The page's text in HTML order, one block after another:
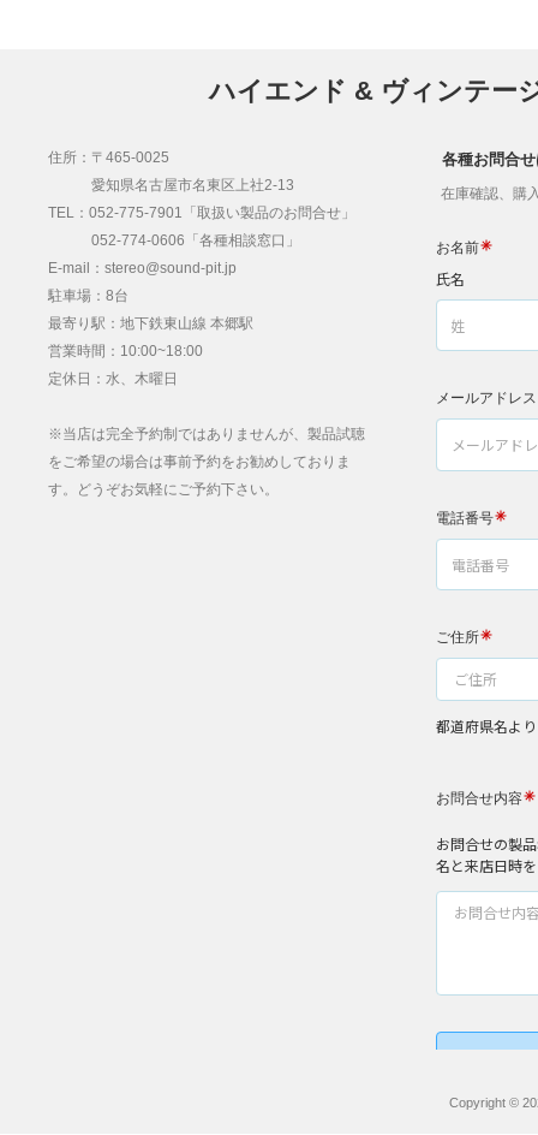
ハイエンド & ヴィンテー
住所：〒465-0025
愛知県名古屋市名東区上社2-13
TEL：052-775-7901「取扱い製品のお問合せ」
052-774-0606「各種相談窓口」
E-mail：stereo@sound-pit.jp
駐車場：8台
最寄り駅：地下鉄東山線 本郷駅
営業時間：10:00~18:00
定休日：水、木曜日
※当店は完全予約制ではありませんが、製品試聴
をご希望の場合は事前予約をお勧めしておりま
す。どうぞお気軽にご予約下さい。
各種お問合
在庫確認、購
Copyright ©